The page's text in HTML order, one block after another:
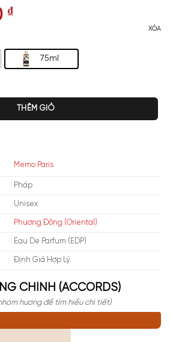
₫
75ml
XÓA
số lượng
THÊM GIỎ
Memo Paris
Pháp
Unisex
Phương Đông (Oriental)
Eau De Parfum (EDP)
Định Giá Hợp Lý
CHÍNH (ACCORDS)
hương để tìm hiểu chi tiết)